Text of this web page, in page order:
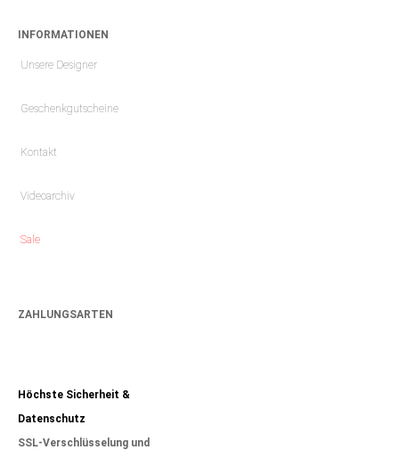
INFORMATIONEN
Unsere Designer
Geschenkgutscheine
Kontakt
Videoarchiv
Sale
ZAHLUNGSARTEN
Höchste Sicherheit &
Datenschutz
SSL-Verschlüsselung und